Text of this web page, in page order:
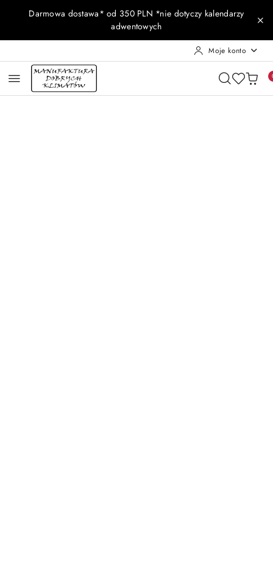
Przejdź do treści głównej
Przejdź do wyszukiwarki
Przejdź do moje konto
Przejdź do menu głównego
Przejdź do opisu produktu
Przejdź do stopki
Darmowa dostawa* od 350 PLN *nie dotyczy kalendarzy
adwentowych
Moje konto